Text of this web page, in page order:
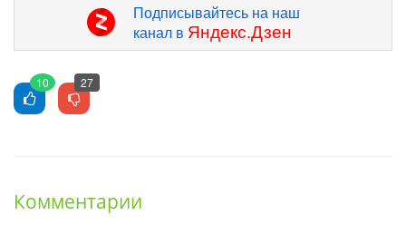
Подписывайтесь на наш
канал в Яндекс.Дзен
10 27
Комментарии